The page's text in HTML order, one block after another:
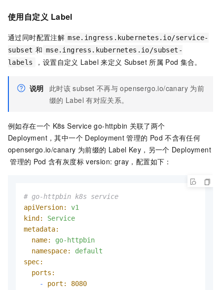
使用自定义 Label
通过同时配置注解 mse.ingress.kubernetes.io/service-
subset 和 mse.ingress.kubernetes.io/subset-
labels
，设置自定义 Label 来定义 Subset 所属 Pod 集合。
说明 此时该 subset 不再与 opensergo.io/canary 为前
缀的 Label 有对应关系。
例如存在一个 K8s Service go-httpbin 关联了两个
Deployment，其中一个 Deployment 管理的 Pod 不含有任何
opensergo.io/canary 为前缀的 Label Key，另一个 Deployment
管理的 Pod 含有灰度标 version: gray，配置如下：
# go-httpbin k8s service
apiVersion:
v1
kind:
Service
metadata:
name:
go-httpbin
namespace:
default
spec:
ports:
-
port:
8080